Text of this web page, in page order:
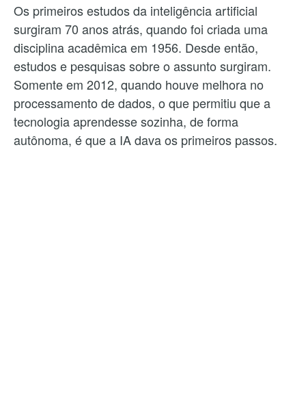
Os primeiros estudos da inteligência artificial
surgiram 70 anos atrás, quando foi criada uma
disciplina acadêmica em 1956. Desde então,
estudos e pesquisas sobre o assunto surgiram.
Somente em 2012, quando houve melhora no
processamento de dados, o que permitiu que a
tecnologia aprendesse sozinha, de forma
autônoma, é que a IA dava os primeiros passos.